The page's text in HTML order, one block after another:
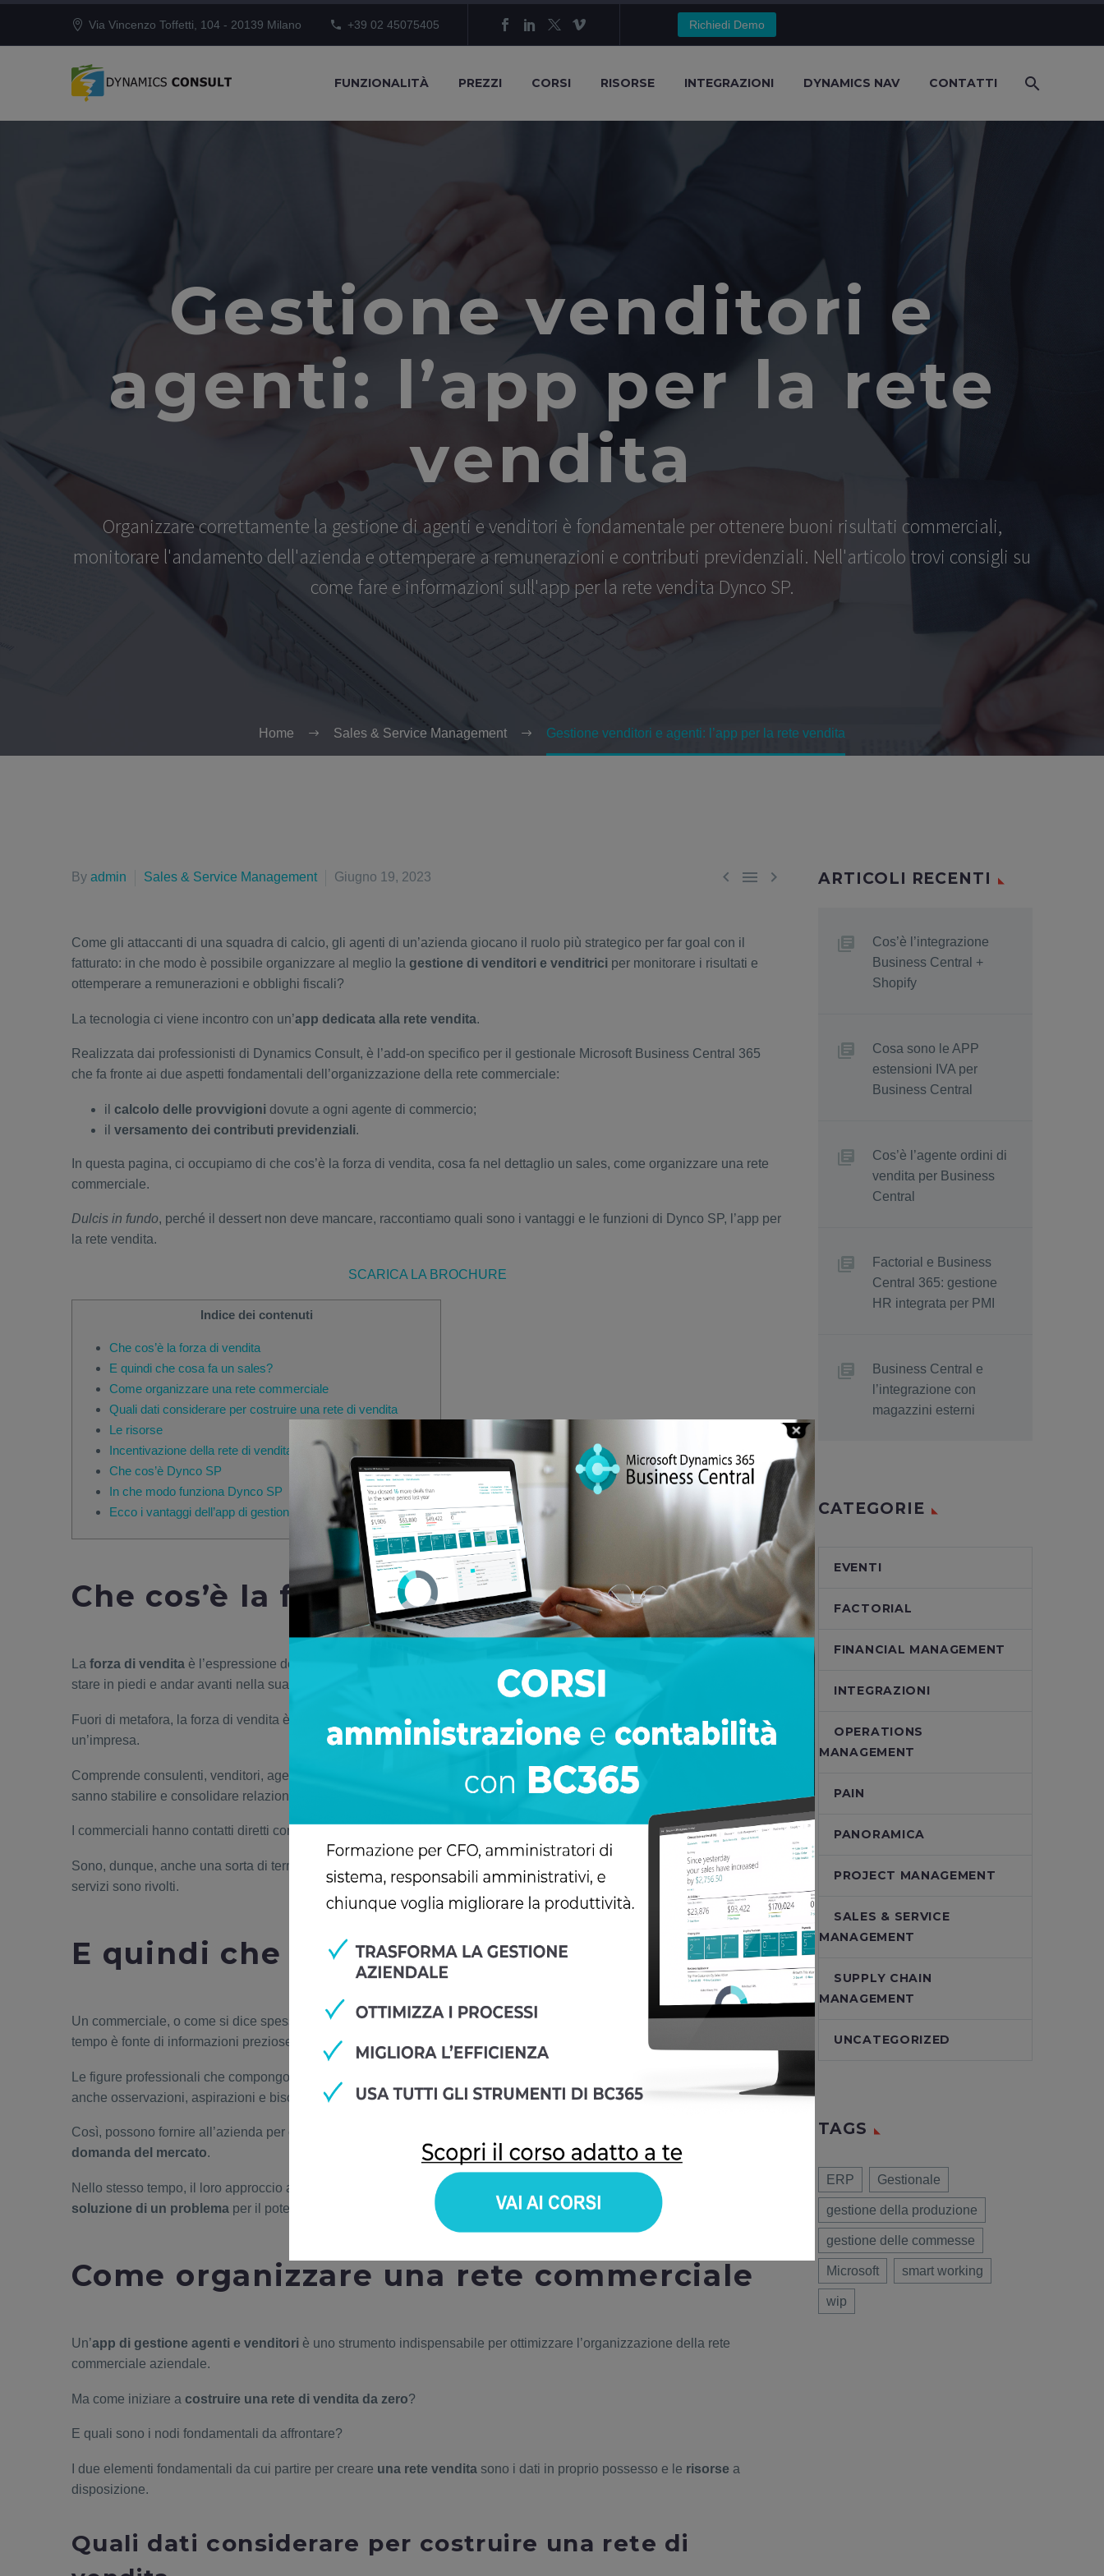
Via Vincenzo Toffetti, 104 - 20139 Milano +39 02 45075405 Richiedi Demo
FUNZIONALITÀ PREZZI CORSI RISORSE INTEGRAZIONI DYNAMICS NAV CONTATTI
Gestione venditori e
agenti: l’app per la rete
vendita
Organizzare correttamente la gestione di agenti e venditori è fondamentale per ottenere buoni risultati commerciali,
monitorare l'andamento dell'azienda e ottemperare a remunerazioni e contributi previdenziali. Nell'articolo trovi consigli su
come fare e informazioni sull'app per la rete vendita Dynco SP.
Home Sales & Service Management Gestione venditori e agenti: l’app per la rete vendita
  
By admin Sales & Service Management Giugno 19, 2023
Come gli attaccanti di una squadra di calcio, gli agenti di un’azienda giocano il ruolo più strategico per far goal con il
fatturato: in che modo è possibile organizzare al meglio la gestione di venditori e venditrici per monitorare i risultati e
ottemperare a remunerazioni e obblighi fiscali?
La tecnologia ci viene incontro con un’app dedicata alla rete vendita.
Realizzata dai professionisti di Dynamics Consult, è l’add-on specifico per il gestionale Microsoft Business Central 365
che fa fronte ai due aspetti fondamentali dell’organizzazione della rete commerciale:
il calcolo delle provvigioni dovute a ogni agente di commercio;
il versamento dei contributi previdenziali.
In questa pagina, ci occupiamo di che cos’è la forza di vendita, cosa fa nel dettaglio un sales, come organizzare una rete
commerciale.
Dulcis in fundo, perché il dessert non deve mancare, raccontiamo quali sono i vantaggi e le funzioni di Dynco SP, l’app per
la rete vendita.
SCARICA LA BROCHURE
Indice dei contenuti
Che cos’è la forza di vendita
E quindi che cosa fa un sales?
Come organizzare una rete commerciale
Quali dati considerare per costruire una rete di vendita
Le risorse
Incentivazione della rete di vendita
Che cos’è Dynco SP
In che modo funziona Dynco SP
Ecco i vantaggi dell’app di gestione venditori Dynco SP
Che cos’è la forza di vendita
La forza di vendita è l’espressione dei muscoli dell’azienda, di quella parte della sua organizzazione che le permette di
stare in piedi e andar avanti nella sua attività.
Fuori di metafora, la forza di vendita è la rete di commerciali incaricata di proporre e vendere servizi e prodotti
di
un’impresa.
Comprende consulenti, venditori, agenti di commercio e figure professionali che conoscono bene l’offerta aziendale e
sanno stabilire e consolidare relazioni con il pubblico di riferimento.
I commerciali hanno contatti diretti con clienti e potenziali clienti, siano questi altre aziende o consumatori finali.
Sono, dunque, anche una sorta di termometro per l’azienda di bisogni, esigenze e richieste delle persone cui prodotti e
servizi sono rivolti.
E quindi che cosa fa un sales?
Un commerciale, o come si dice spesso oggi, un sales , è un “motore” per l’azienda, grazie alle sue vendite, ma allo stesso
tempo è fonte di informazioni preziose.
Le figure professionali che compongono la rete vendita non si limitano a
anche osservazioni, aspirazioni e bisogni dei clienti.
Così, possono fornire all’azienda per cui lavorano tutti i riscontri che permettono di valutare la
domanda del mercato.
Nello stesso tempo, il loro approccio al cliente è di tipo consulenziale: la proposta di prodotti e servizi diventa la possibile
soluzione di un problema per il potenziale acquirente.
Come organizzare una rete commerciale
Un’app di gestione agenti e venditori è uno strumento indispensabile per ottimizzare l’organizzazione della rete
commerciale aziendale.
Ma come iniziare a costruire una rete di vendita da zero?
E quali sono i nodi fondamentali da affrontare?
I due elementi fondamentali da cui partire per creare una rete vendita sono i dati in proprio possesso e le risorse a
disposizione.
Quali dati considerare per costruire una rete di
ARTICOLI RECENTI
Cos’è l’integrazione
Business Central +
Shopify
Cosa sono le APP
estensioni IVA per
Business Central
Cos’è l’agente ordini di
vendita per Business
Central
Factorial e Business
Central 365: gestione
HR integrata per PMI
Business Central e
l’integrazione con
magazzini esterni
CATEGORIE
EVENTI
FACTORIAL
FINANCIAL MANAGEMENT
INTEGRAZIONI
OPERATIONS
MANAGEMENT
PAIN
PANORAMICA
PROJECT MANAGEMENT
SALES & SERVICE
MANAGEMENT
SUPPLY CHAIN
MANAGEMENT
UNCATEGORIZED
TAGS
ERP Gestionale
gestione della produzione
gestione delle commesse
Microsoft smart working
wip